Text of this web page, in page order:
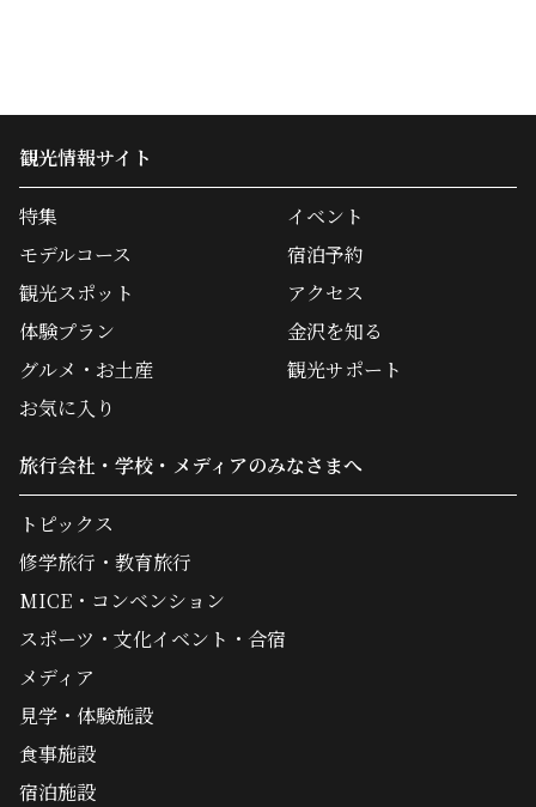
観光情報サイト
特集
モデルコース
観光スポット
体験プラン
グルメ・お土産
イベント
宿泊予約
アクセス
金沢を知る
観光サポート
お気に入り
旅行会社・学校・メディアのみなさまへ
トピックス
修学旅行・教育旅行
MICE・コンベンション
スポーツ・文化イベント・合宿
メディア
見学・体験施設
食事施設
宿泊施設